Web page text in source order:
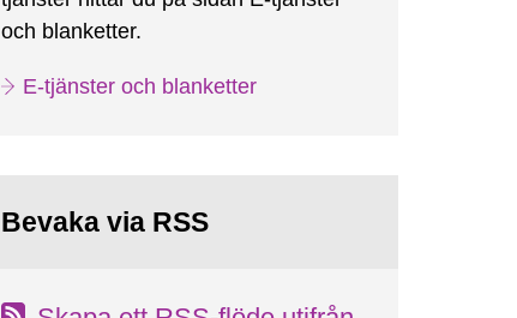
och blanketter.
E-tjänster och blanketter
Bevaka via RSS